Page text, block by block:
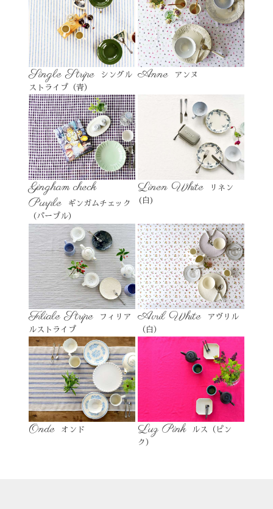
Single Stripe
シングル
ストライプ（青）
Anne アンヌ
Gingham check
Purple
ギンガムチェック
（パープル）
Linen White
リネン
(白)
Filiale Stripe
フィリア
ルストライプ
Avril White
アヴリル
（白）
Onde オンド Luz Pink
ルス（ピン
ク）